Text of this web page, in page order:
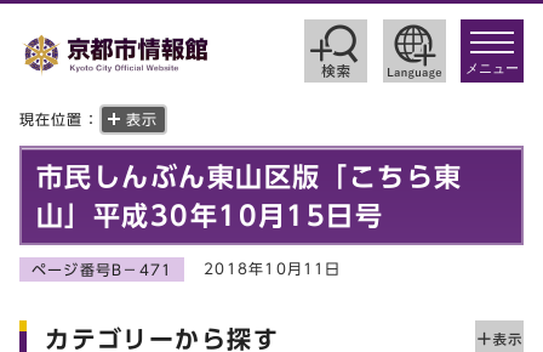
toggle
メニュー
現在位置： 表示
市民しんぶん東山区版「こちら東
山」平成30年10月15日号
ページ番号B－471 2018年10月11日
カテゴリーから探す